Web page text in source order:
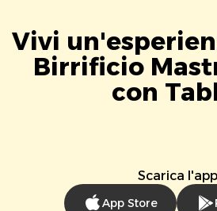
Vivi
Birrificio
con
Scarica l'app
App Store